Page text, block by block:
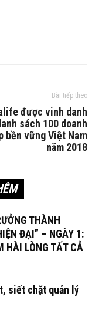
Bài tiếp theo
được vinh danh
sách 100 doanh
bền vững Việt Nam
năm 2018
THÀNH
ĐẠI” – NGÀY 1:
HÀI LÒNG TẤT CẢ
siết chặt quản lý